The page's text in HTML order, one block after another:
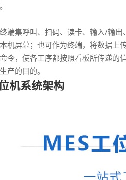
端集呼叫、扫码、读卡、输入/输出
机屏幕；也可作为终端，将数据上
令，使各工序都按照看板所传递的
产的目的。
机系统架构